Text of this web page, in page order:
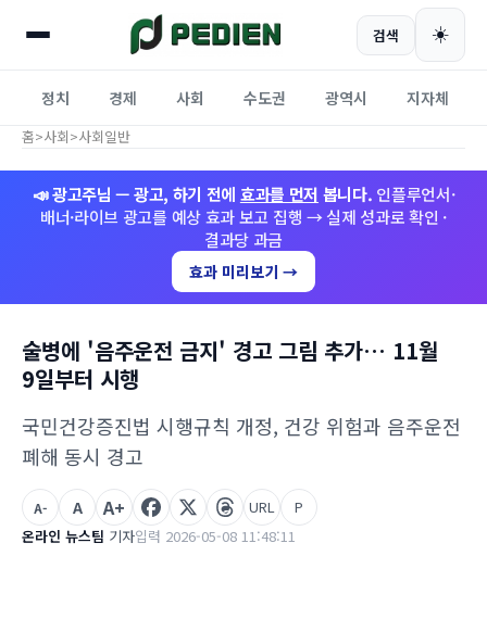
검색 ☀️
정치 경제 사회 수도권 광역시 지자체
홈>사회>사회일반
📣 광고주님 — 광고, 하기 전에 효과를 먼저 봅니다. 인플루언서·
배너·라이브 광고를 예상 효과 보고 집행 → 실제 성과로 확인 ·
결과당 과금
효과 미리보기 →
술병에 '음주운전 금지' 경고 그림 추가… 11월
9일부터 시행
국민건강증진법 시행규칙 개정, 건강 위험과 음주운전
폐해 동시 경고
온라인 뉴스팀 기자입력 2026-05-08 11:48:11
A- A A+ URL P